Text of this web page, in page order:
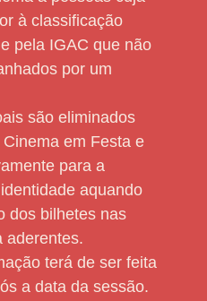
à classificação
pela IGAC que não
por um
são eliminados
em Festa e
para a
aquando
dos bilhetes nas
aderentes.
terá de ser feita
a data da sessão.